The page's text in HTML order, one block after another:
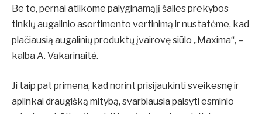
Be to, pernai atlikome palyginamąjį šalies prekybos
tinklų augalinio asortimento vertinimą ir nustatėme, kad
plačiausią augalinių produktų įvairovę siūlo „Maxima“, –
kalba A. Vakarinaitė.
Ji taip pat primena, kad norint prisijaukinti sveikesnę ir
aplinkai draugišką mitybą, svarbiausia paisyti esminio